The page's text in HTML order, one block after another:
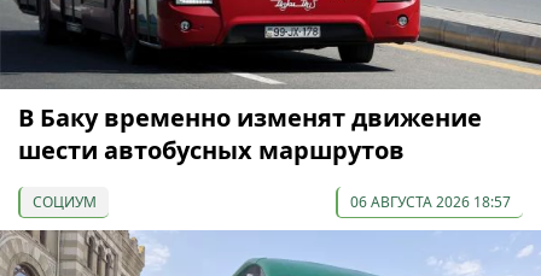
В Баку временно изменят движение
шести автобусных маршрутов
СОЦИУМ 06 АВГУСТА 2026 18:57